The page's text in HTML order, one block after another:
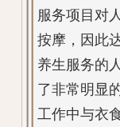
服务项目对
按摩，因此
养生服务的
了非常明显
工作中与衣